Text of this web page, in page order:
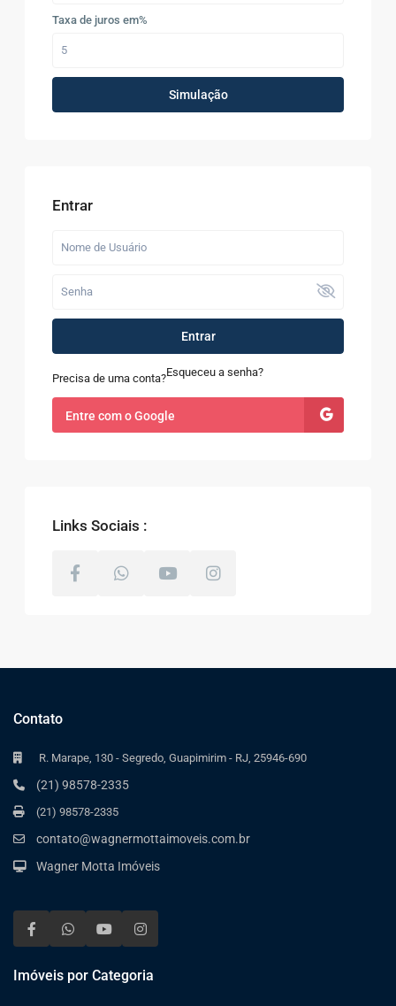
Taxa de juros em%
Simulação
Entrar
Entrar
Precisa de uma conta?Esqueceu a senha?
Entre com o Google
Links Sociais :
Contato
R. Marape, 130 - Segredo, Guapimirim - RJ, 25946-690
(21) 98578-2335
(21) 98578-2335
contato@wagnermottaimoveis.com.br
Wagner Motta Imóveis
Imóveis por Categoria